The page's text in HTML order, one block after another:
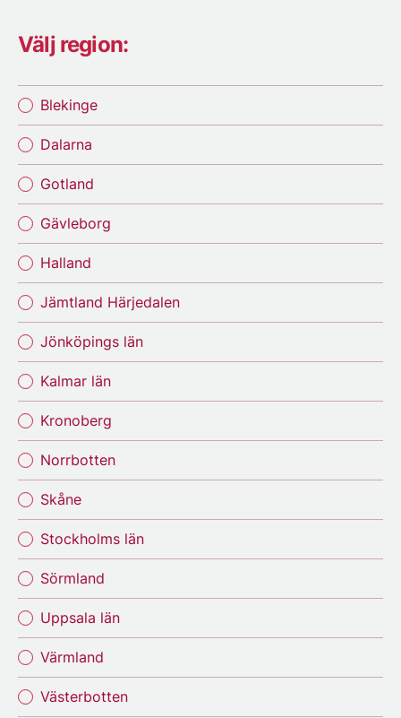
Välj region:
Blekinge
Dalarna
Gotland
Gävleborg
Halland
Jämtland Härjedalen
Jönköpings län
Kalmar län
Kronoberg
Norrbotten
Skåne
Stockholms län
Sörmland
Uppsala län
Värmland
Västerbotten